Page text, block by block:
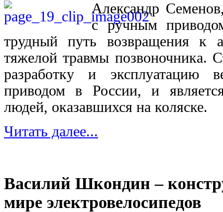
Александр
с ручным
трудный путь возвращения к
тяжелой травмы позвоночника.
разработку и эксплуатацию
приводом в России, и
людей, оказавшихся на коляске.
Читать далее...
Василий Шкондин –
мире электровелосипедов